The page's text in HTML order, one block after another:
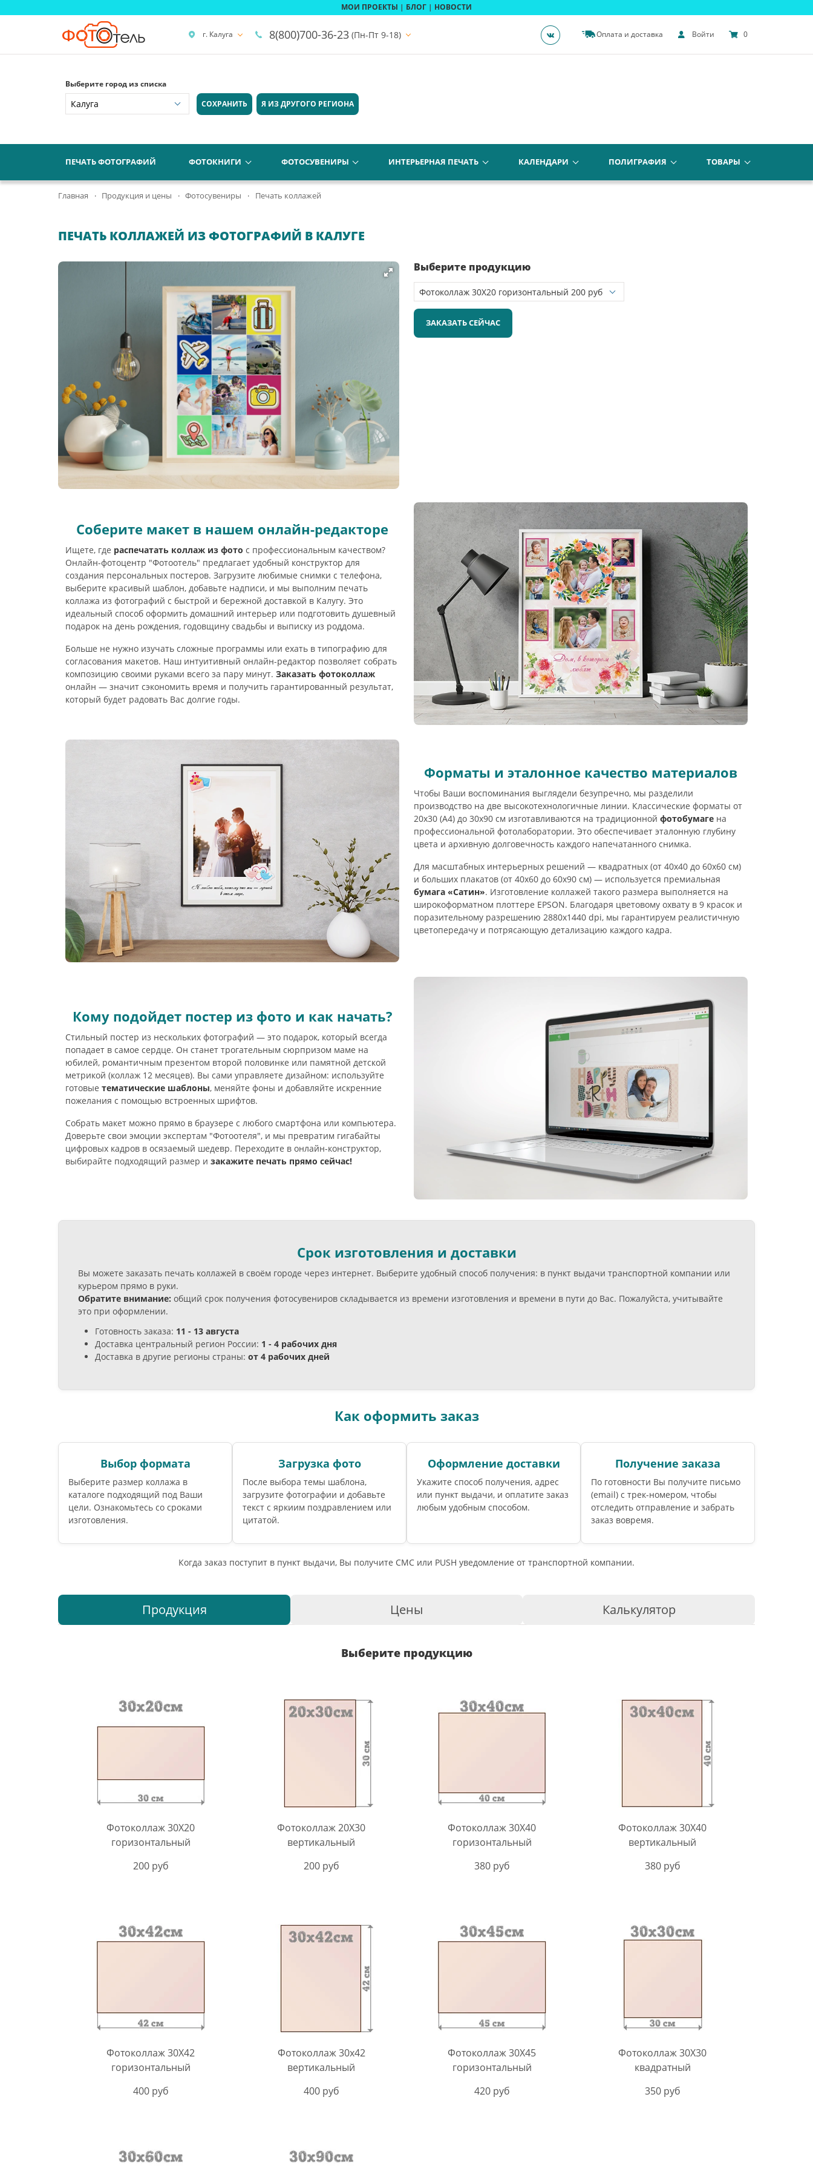
МОИ ПРОЕКТЫ | БЛОГ | НОВОСТИ
г. Калуга 8(800)700-36-23 (Пн-Пт 9-18) Оплата и доставка Войти 0
Выберите город из списка
СОХРАНИТЬ
Я ИЗ ДРУГОГО РЕГИОНА
ПЕЧАТЬ ФОТОГРАФИЙ ФОТОКНИГИ ФОТОСУВЕНИРЫ ИНТЕРЬЕРНАЯ ПЕЧАТЬ КАЛЕНДАРИ ПОЛИГРАФИЯ ТОВАРЫ
Главная Продукция и цены Фотосувениры Печать коллажей
ПЕЧАТЬ КОЛЛАЖЕЙ ИЗ ФОТОГРАФИЙ В КАЛУГЕ
Выберите продукцию
ЗАКАЗАТЬ СЕЙЧАС
Соберите макет в нашем онлайн-редакторе
Ищете, где распечатать коллаж из фото с профессиональным качеством?
Онлайн-фотоцентр "Фотоотель" предлагает удобный конструктор для
создания персональных постеров. Загрузите любимые снимки с телефона,
выберите красивый шаблон, добавьте надписи, и мы выполним печать
коллажа из фотографий с быстрой и бережной доставкой в Калугу. Это
идеальный способ оформить домашний интерьер или подготовить душевный
подарок на день рождения, годовщину свадьбы и выписку из роддома.
Больше не нужно изучать сложные программы или ехать в типографию для
согласования макетов. Наш интуитивный онлайн-редактор позволяет собрать
композицию своими руками всего за пару минут. Заказать фотоколлаж
онлайн — значит сэкономить время и получить гарантированный результат,
который будет радовать Вас долгие годы.
Форматы и эталонное качество материалов
Чтобы Ваши воспоминания выглядели безупречно, мы разделили
производство на две высокотехнологичные линии. Классические форматы от
20х30 (А4) до 30х90 см изготавливаются на традиционной фотобумаге на
профессиональной фотолаборатории. Это обеспечивает эталонную глубину
цвета и архивную долговечность каждого напечатанного снимка.
Для масштабных интерьерных решений — квадратных (от 40х40 до 60х60 см)
и больших плакатов (от 40х60 до 60х90 см) — используется премиальная
бумага «Сатин». Изготовление коллажей такого размера выполняется на
широкоформатном плоттере EPSON. Благодаря цветовому охвату в 9 красок и
поразительному разрешению 2880х1440 dpi, мы гарантируем реалистичную
цветопередачу и потрясающую детализацию каждого кадра.
Кому подойдет постер из фото и как начать?
Стильный постер из нескольких фотографий — это подарок, который всегда
попадает в самое сердце. Он станет трогательным сюрпризом маме на
юбилей, романтичным презентом второй половинке или памятной детской
метрикой (коллаж 12 месяцев). Вы сами управляете дизайном: используйте
готовые тематические шаблоны, меняйте фоны и добавляйте искренние
пожелания с помощью встроенных шрифтов.
Собрать макет можно прямо в браузере с любого смартфона или компьютера.
Доверьте свои эмоции экспертам "Фотоотеля", и мы превратим гигабайты
цифровых кадров в осязаемый шедевр. Переходите в онлайн-конструктор,
выбирайте подходящий размер и закажите печать прямо сейчас!
Срок изготовления и доставки
Вы можете заказать печать коллажей в своём городе через интернет. Выберите удобный способ получения: в пункт выдачи транспортной компании или
курьером прямо в руки.
Обратите внимание: общий срок получения фотосувениров складывается из времени изготовления и времени в пути до Вас. Пожалуйста, учитывайте
это при оформлении.
Готовность заказа: 11 - 13 августа
Доставка центральный регион России: 1 - 4 рабочих дня
Доставка в другие регионы страны: от 4 рабочих дней
Как оформить заказ
Выбор формата
Выберите размер коллажа в
каталоге подходящий под Ваши
цели. Ознакомьтесь со сроками
изготовления.
Загрузка фото
После выбора темы шаблона,
загрузите фотографии и добавьте
текст с яркиим поздравлением или
цитатой.
Оформление доставки
Укажите способ получения, адрес
или пункт выдачи, и оплатите заказ
любым удобным способом.
Получение заказа
По готовности Вы получите письмо
(email) c трек-номером, чтобы
отследить отправление и забрать
заказ вовремя.
Когда заказ поступит в пункт выдачи, Вы получите СМС или PUSH уведомление от транспортной компании.
Продукция Цены Калькулятор
Выберите продукцию
Фотоколлаж 30Х20
горизонтальный
200 руб
Фотоколлаж 20Х30
вертикальный
200 руб
Фотоколлаж 30X40
горизонтальный
380 руб
Фотоколлаж 30X40
вертикальный
380 руб
Фотоколлаж 30X42
горизонтальный
400 руб
Фотоколлаж 30х42
вертикальный
400 руб
Фотоколлаж 30X45
горизонтальный
420 руб
Фотоколлаж 30Х30
квадратный
350 руб